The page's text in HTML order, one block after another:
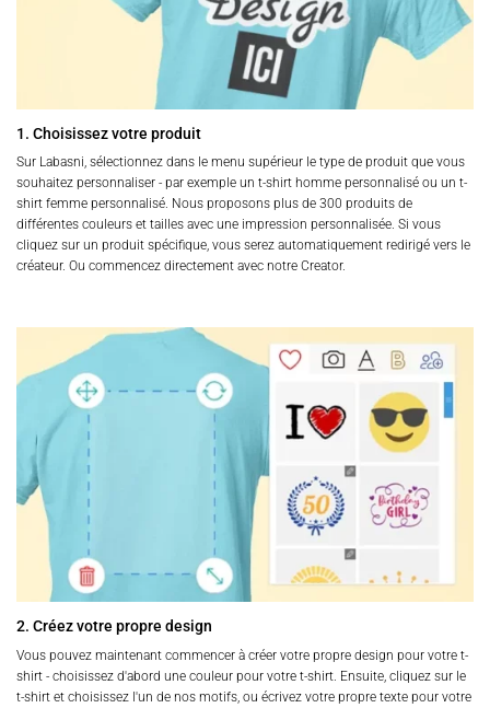
1. Choisissez votre produit
Sur Labasni, sélectionnez dans le menu supérieur le type de produit que vous
souhaitez personnaliser - par exemple un t-shirt homme personnalisé ou un t-
shirt femme personnalisé. Nous proposons plus de 300 produits de
différentes couleurs et tailles avec une impression personnalisée. Si vous
cliquez sur un produit spécifique, vous serez automatiquement redirigé vers le
créateur. Ou commencez directement avec notre Creator.
2. Créez votre propre design
Vous pouvez maintenant commencer à créer votre propre design pour votre t-
shirt - choisissez d'abord une couleur pour votre t-shirt. Ensuite, cliquez sur le
t-shirt et choisissez l'un de nos motifs, ou écrivez votre propre texte pour votre